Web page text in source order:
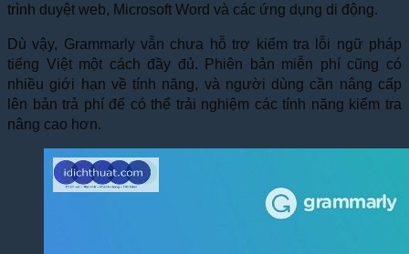
trình duyệt web, Microsoft Word và các ứng dụng di động.
Dù vậy, Grammarly vẫn chưa hỗ trợ kiểm tra lỗi ngữ pháp
tiếng Việt một cách đầy đủ. Phiên bản miễn phí cũng có
nhiều giới hạn về tính năng, và người dùng cần nâng cấp
lên bản trả phí để có thể trải nghiệm các tính năng kiểm tra
nâng cao hơn.